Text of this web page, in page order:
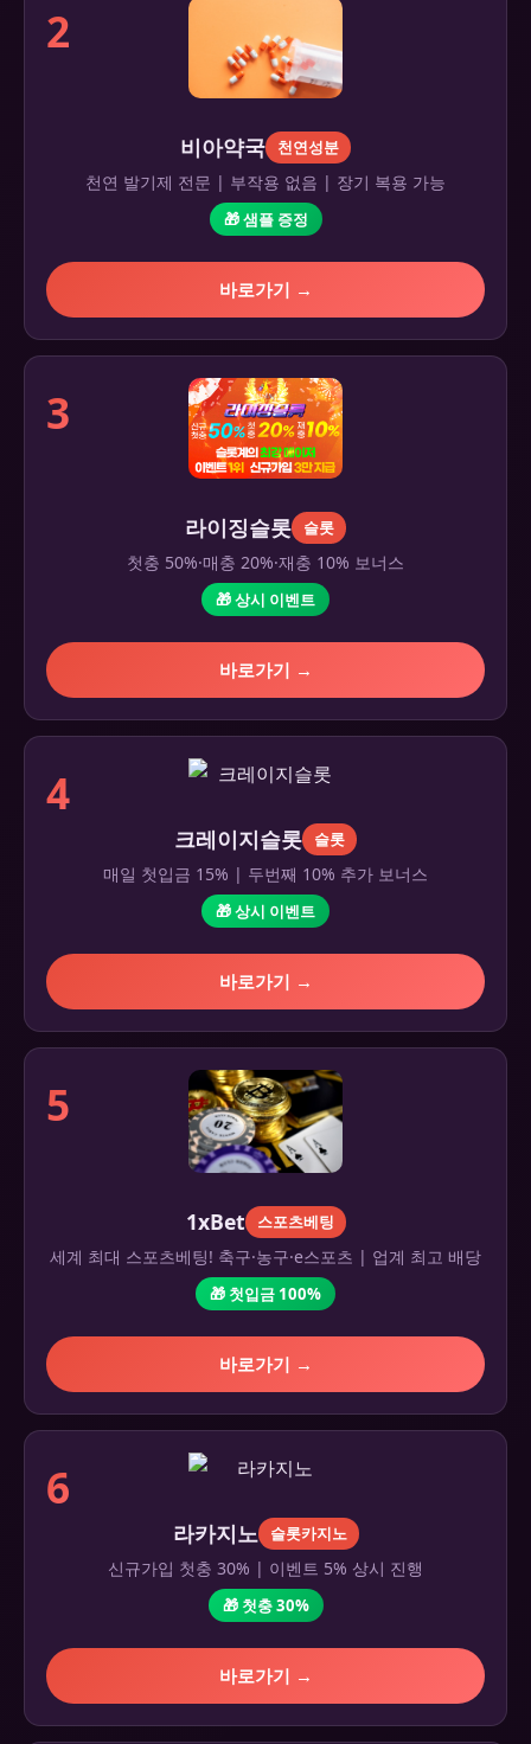
2
비아약국 천연성분
천연 발기제 전문 | 부작용 없음 | 장기 복용 가능
🎁 샘플 증정
바로가기 →
3
라이징슬롯 슬롯
첫충 50%·매충 20%·재충 10% 보너스
🎁 상시 이벤트
바로가기 →
4
크레이지슬롯 슬롯
매일 첫입금 15% | 두번째 10% 추가 보너스
🎁 상시 이벤트
바로가기 →
5
1xBet 스포츠베팅
세계 최대 스포츠베팅! 축구·농구·e스포츠 | 업계 최고 배당
🎁 첫입금 100%
바로가기 →
6
라카지노 슬롯카지노
신규가입 첫충 30% | 이벤트 5% 상시 진행
🎁 첫충 30%
바로가기 →